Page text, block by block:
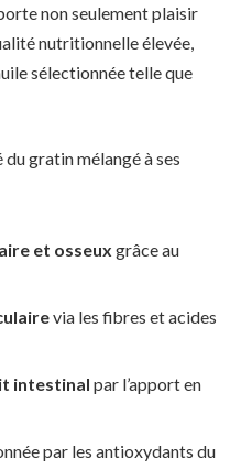
non seulement plaisir
nutritionnelle élevée,
sélectionnée telle que
gratin mélangé à ses
et osseux grâce au
via les fibres et acides
intestinal par l’apport en
par les antioxydants du